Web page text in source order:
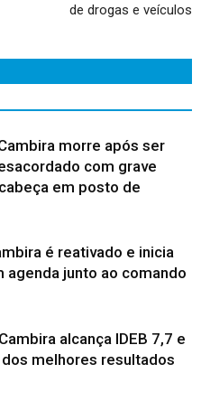
de drogas e veículos
morre após ser
com grave
em posto de
é reativado e inicia
agenda junto ao comando
alcança IDEB 7,7 e
melhores resultados